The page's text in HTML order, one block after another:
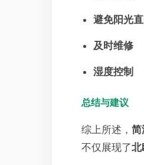
避免阳光
及时维修
湿度控制
总结与建议
综上所述， 简
不仅展现了北